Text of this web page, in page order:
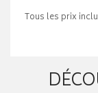
Tous les prix